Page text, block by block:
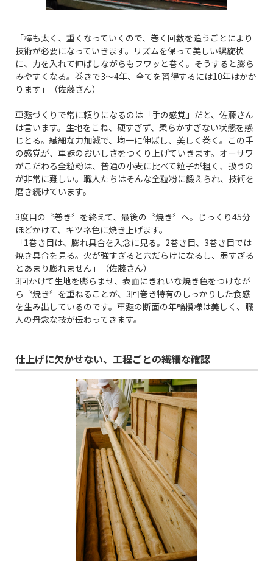
「棒も太く、重くなっていくので、巻く回数を追うごとにより
技術が必要になっていきます。リズムを保って美しい螺旋状
に、力を入れて伸ばしながらもフワッと巻く。そうすると膨ら
みやすくなる。巻きで3〜4年、全てを習得するには10年はかか
ります」（佐藤さん）
車麩づくりで常に頼りになるのは「手の感覚」だと、佐藤さん
は言います。生地をこね、硬すぎず、柔らかすぎない状態を感
じとる。繊細な力加減で、均一に伸ばし、美しく巻く。この手
の感覚が、車麩のおいしさをつくり上げていきます。オーサワ
がこだわる全粒粉は、普通の小麦に比べて粒子が粗く、扱うの
が非常に難しい。職人たちはそんな全粒粉に鍛えられ、技術を
磨き続けています。
3度目の〝巻き〞を終えて、最後の〝焼き〞へ。じっくり45分
ほどかけて、キツネ色に焼き上げます。
「1巻き目は、膨れ具合を入念に見る。2巻き目、3巻き目では
焼き具合を見る。火が強すぎると穴だらけになるし、弱すぎる
とあまり膨れません」（佐藤さん）
3回かけて生地を膨らませ、表面にきれいな焼き色をつけなが
ら〝焼き〞を重ねることが、3回巻き特有のしっかりした食感
を生み出しているのです。車麩の断面の年輪模様は美しく、職
人の丹念な技が伝わってきます。
仕上げに欠かせない、工程ごとの繊細な確認